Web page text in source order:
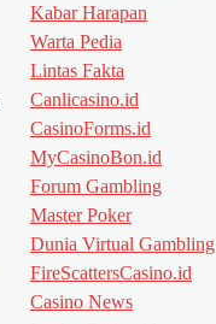
Kabar Harapan
Warta Pedia
Lintas Fakta
Canlicasino.id
CasinoForms.id
MyCasinoBon.id
Forum Gambling
Master Poker
Dunia Virtual Gambling
FireScattersCasino.id
Casino News